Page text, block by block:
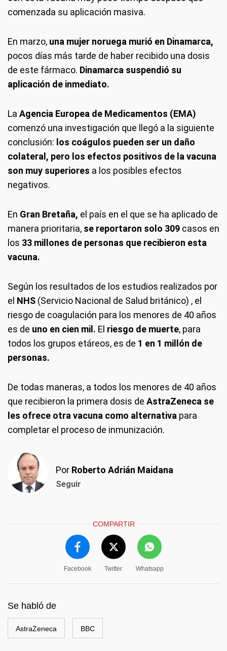
comenzada su aplicación masiva.
En marzo, una mujer noruega murió en Dinamarca,
pocos días más tarde de haber recibido una dosis
de este fármaco. Dinamarca suspendió su
aplicación de inmediato.
La Agencia Europea de Medicamentos (EMA)
comenzó una investigación que llegó a la siguiente
conclusión: los coágulos pueden ser un daño
colateral, pero los efectos positivos de la vacuna
son muy superiores a los posibles efectos
negativos.
En Gran Bretaña, el país en el que se ha aplicado de
manera prioritaria, se reportaron solo 309 casos en
los 33 millones de personas que recibieron esta
vacuna.
Según los resultados de los estudios realizados por
el NHS (Servicio Nacional de Salud británico) , el
riesgo de coagulación para los menores de 40 años
es de uno en cien mil. El riesgo de muerte, para
todos los grupos etáreos, es de 1 en 1 millón de
personas.
De todas maneras, a todos los menores de 40 años
que recibieron la primera dosis de AstraZeneca se
les ofrece otra vacuna como alternativa para
completar el proceso de inmunización.
Por Roberto Adrián Maidana
Seguir
COMPARTIR
Facebook Twitter Whatsapp
Se habló de
AstraZeneca BBC